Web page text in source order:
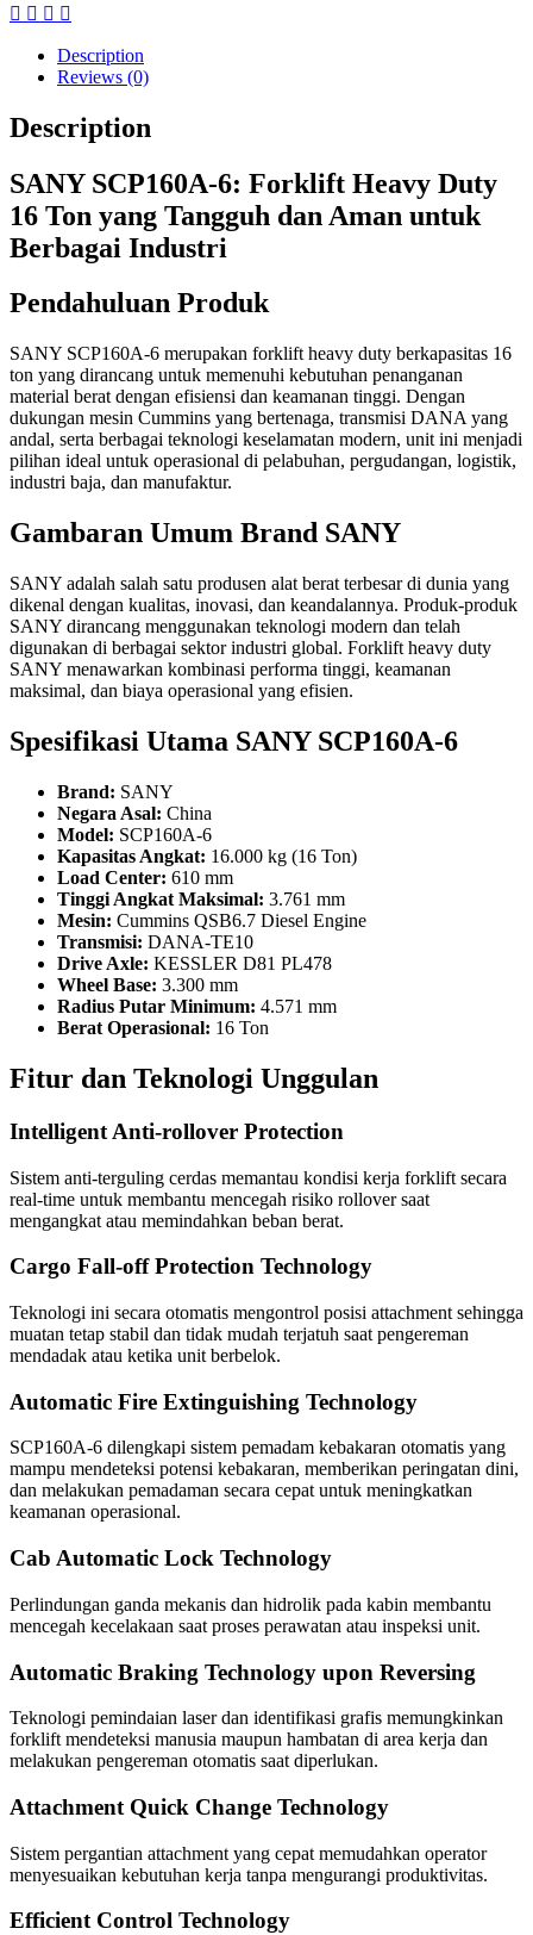
Description
Reviews (0)
Description
SANY SCP160A-6: Forklift Heavy Duty
16 Ton yang Tangguh dan Aman untuk
Berbagai Industri
Pendahuluan Produk
SANY SCP160A-6 merupakan forklift heavy duty berkapasitas 16
ton yang dirancang untuk memenuhi kebutuhan penanganan
material berat dengan efisiensi dan keamanan tinggi. Dengan
dukungan mesin Cummins yang bertenaga, transmisi DANA yang
andal, serta berbagai teknologi keselamatan modern, unit ini menjadi
pilihan ideal untuk operasional di pelabuhan, pergudangan, logistik,
industri baja, dan manufaktur.
Gambaran Umum Brand SANY
SANY adalah salah satu produsen alat berat terbesar di dunia yang
dikenal dengan kualitas, inovasi, dan keandalannya. Produk-produk
SANY dirancang menggunakan teknologi modern dan telah
digunakan di berbagai sektor industri global. Forklift heavy duty
SANY menawarkan kombinasi performa tinggi, keamanan
maksimal, dan biaya operasional yang efisien.
Spesifikasi Utama SANY SCP160A-6
Brand: SANY
Negara Asal: China
Model: SCP160A-6
Kapasitas Angkat: 16.000 kg (16 Ton)
Load Center: 610 mm
Tinggi Angkat Maksimal: 3.761 mm
Mesin: Cummins QSB6.7 Diesel Engine
Transmisi: DANA-TE10
Drive Axle: KESSLER D81 PL478
Wheel Base: 3.300 mm
Radius Putar Minimum: 4.571 mm
Berat Operasional: 16 Ton
Fitur dan Teknologi Unggulan
Intelligent Anti-rollover Protection
Sistem anti-terguling cerdas memantau kondisi kerja forklift secara
real-time untuk membantu mencegah risiko rollover saat
mengangkat atau memindahkan beban berat.
Cargo Fall-off Protection Technology
Teknologi ini secara otomatis mengontrol posisi attachment sehingga
muatan tetap stabil dan tidak mudah terjatuh saat pengereman
mendadak atau ketika unit berbelok.
Automatic Fire Extinguishing Technology
SCP160A-6 dilengkapi sistem pemadam kebakaran otomatis yang
mampu mendeteksi potensi kebakaran, memberikan peringatan dini,
dan melakukan pemadaman secara cepat untuk meningkatkan
keamanan operasional.
Cab Automatic Lock Technology
Perlindungan ganda mekanis dan hidrolik pada kabin membantu
mencegah kecelakaan saat proses perawatan atau inspeksi unit.
Automatic Braking Technology upon Reversing
Teknologi pemindaian laser dan identifikasi grafis memungkinkan
forklift mendeteksi manusia maupun hambatan di area kerja dan
melakukan pengereman otomatis saat diperlukan.
Attachment Quick Change Technology
Sistem pergantian attachment yang cepat memudahkan operator
menyesuaikan kebutuhan kerja tanpa mengurangi produktivitas.
Efficient Control Technology